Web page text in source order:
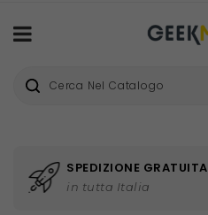
SPEDIZIONE GRATUITA
in tutta Italia